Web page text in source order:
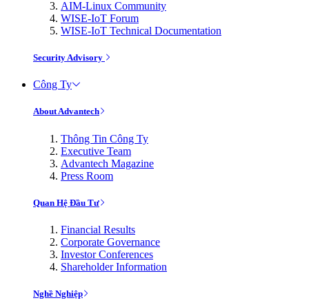
AIM-Linux Community
WISE-IoT Forum
WISE-IoT Technical Documentation
Security Advisory
Công Ty
About Advantech
Thông Tin Công Ty
Executive Team
Advantech Magazine
Press Room
Quan Hệ Đầu Tư
Financial Results
Corporate Governance
Investor Conferences
Shareholder Information
Nghề Nghiệp